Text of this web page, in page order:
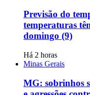
Previsão do
temperaturas
domingo (9)
Há 2 horas
Minas Gerais
MG: sobrinhos